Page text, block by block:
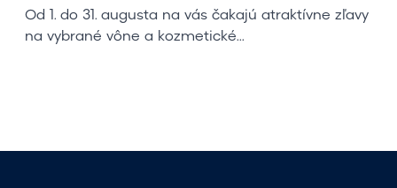
o
Od 1. do 31. augusta na vás čakajú atraktívne zľavy
na vybrané vône a kozmetické...